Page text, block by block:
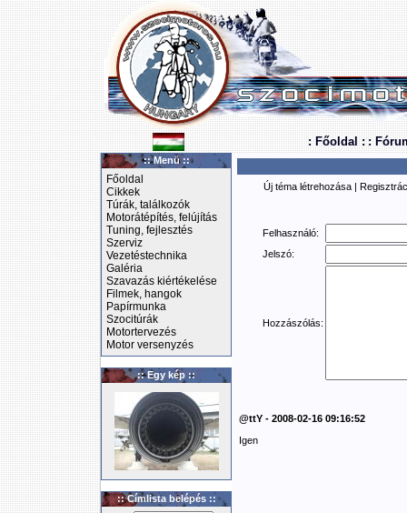
: Főoldal : :
:: Menü ::
Főoldal
Cikkek
Túrák, találkozók
Motorátépítés, felújítás
Tuning, fejlesztés
Szerviz
Vezetéstechnika
Galéria
Szavazás kiértékelése
Filmek, hangok
Papírmunka
Szocitúrák
Motortervezés
Motor versenyzés
:: Egy kép ::
:: Címlista belépés ::
Új téma létrehozása |
Felhasználó:
Jelszó:
Hozzászólás:
@ttY - 2008-02-16 09:16:52
Igen